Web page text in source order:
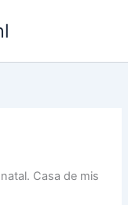
Casa de mis